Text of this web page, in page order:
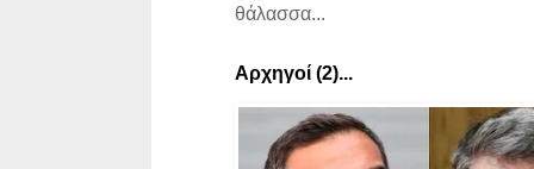
θάλασσα...
Αρχηγοί (2)...